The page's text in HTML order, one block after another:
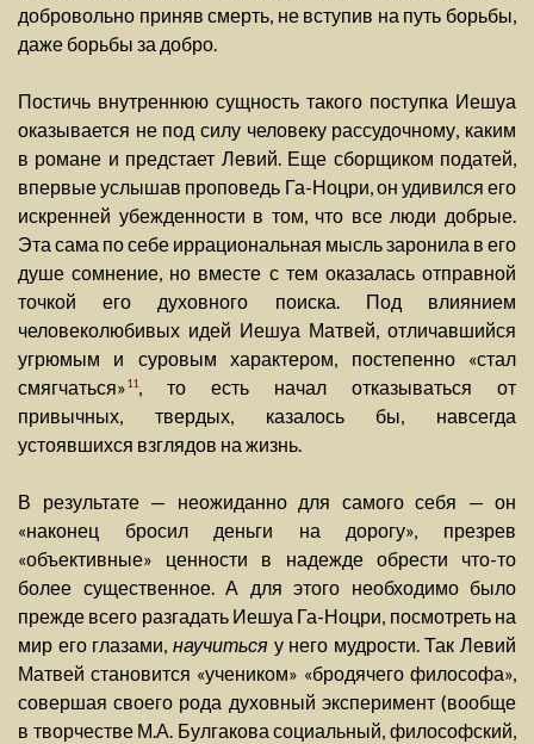
добровольно приняв смерть, не вступив на путь борьбы,
даже борьбы за добро.
Постичь внутреннюю сущность такого поступка Иешуа
оказывается не под силу человеку рассудочному, каким
в романе и предстает Левий. Еще сборщиком податей,
впервые услышав проповедь Га-Ноцри, он удивился его
искренней убежденности в том, что все люди добрые.
Эта сама по себе иррациональная мысль заронила в его
душе сомнение, но вместе с тем оказалась отправной
точкой его духовного поиска. Под влиянием
человеколюбивых идей Иешуа Матвей, отличавшийся
угрюмым и суровым характером, постепенно «стал
смягчаться»11, то есть начал отказываться от
привычных, твердых, казалось бы, навсегда
устоявшихся взглядов на жизнь.
В результате — неожиданно для самого себя — он
«наконец бросил деньги на дорогу», презрев
«объективные» ценности в надежде обрести что-то
более существенное. А для этого необходимо было
прежде всего разгадать Иешуа Га-Ноцри, посмотреть на
мир его глазами, научитьсяу него мудрости. Так Левий
Матвей становится «учеником» «бродячего философа»,
совершая своего рода духовный эксперимент (вообще
в творчестве М.А. Булгакова социальный, философский,